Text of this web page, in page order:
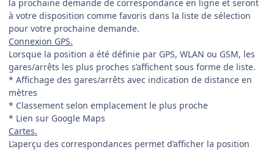
la prochaine demande de correspondance en ligne et seront
à votre disposition comme favoris dans la liste de sélection
pour votre prochaine demande.
Connexion GPS.
Lorsque la position a été définie par GPS, WLAN ou GSM, les
gares/arrêts les plus proches s’affichent sous forme de liste.
* Affichage des gares/arrêts avec indication de distance en
mètres
* Classement selon emplacement le plus proche
* Lien sur Google Maps
Cartes.
L’aperçu des correspondances permet d’afficher la position